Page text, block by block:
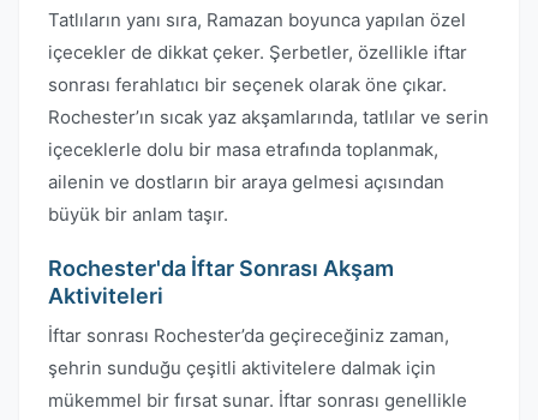
Tatlıların yanı sıra, Ramazan boyunca yapılan özel
içecekler de dikkat çeker. Şerbetler, özellikle iftar
sonrası ferahlatıcı bir seçenek olarak öne çıkar.
Rochester’ın sıcak yaz akşamlarında, tatlılar ve serin
içeceklerle dolu bir masa etrafında toplanmak,
ailenin ve dostların bir araya gelmesi açısından
büyük bir anlam taşır.
Rochester'da İftar Sonrası Akşam
Aktiviteleri
İftar sonrası Rochester’da geçireceğiniz zaman,
şehrin sunduğu çeşitli aktivitelere dalmak için
mükemmel bir fırsat sunar. İftar sonrası genellikle